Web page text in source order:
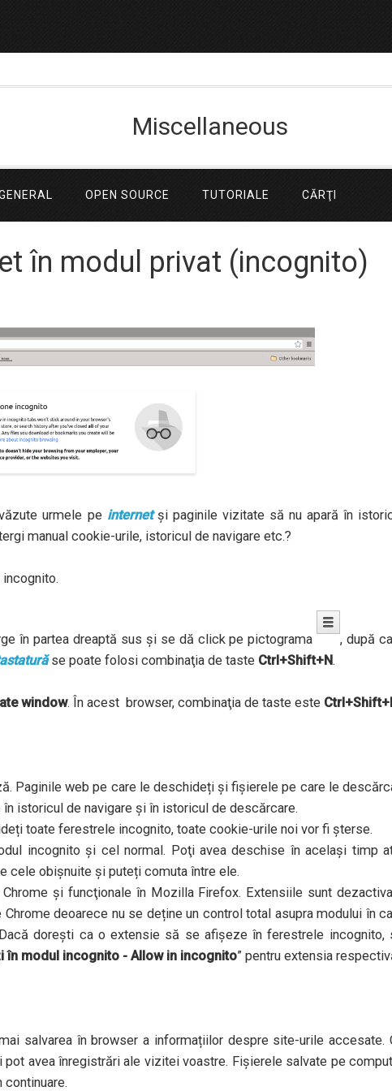
Miscellaneous
OPEN SOURCE TUTORIALE CĂRŢI
în modul privat (incognito)
urmele pe internetşi paginile vizitate să nu apară în
manual cookie-urile, istoricul de navigare etc.?
în partea dreaptă sus şi se dă click pe pictograma
, după
se poate folosi combinaţia de taste Ctrl+Shift+N.
window. În acest browser, combinaţia de taste este
Paginile web pe care le deschideți și fișierele pe care le
istoricul de navigare și în istoricul de descărcare.
toate ferestrele incognito, toate cookie-urile noi vor fi șterse.
incognito și cel normal. Poţi avea deschise în același timp
cele obișnuite și puteți comuta între ele.
şi funcţionale în Mozilla Firefox. Extensiile sunt
deoarece nu se deține un control total asupra modului în
doreşti ca o extensie să se afișeze în ferestrele incognito,
în modul incognito - Allow in incognito” pentru extensia
salvarea în browser a informațiilor despre site-urile accesate.
avea înregistrări ale vizitei voastre. Fișierele salvate pe